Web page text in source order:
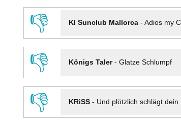
👎
KI Sunclub Mallorca- Adios my
👎
Königs Taler- Glatze Schlumpf
👎
KRiSS- Und plötzlich schlägt dein